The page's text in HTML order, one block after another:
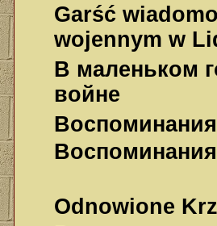
Garść
wojennym w
В маленьком
войне
Odnowione